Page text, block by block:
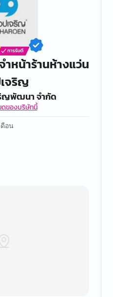
หน้าร้านห้างแว่น
จริญ
ญพัฒนา จำกัด
ของบริษัทนี้
ดือน